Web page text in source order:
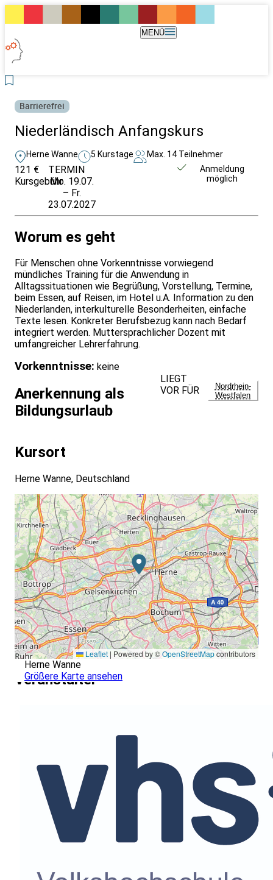
MENÜ
Barrierefrei
Niederländisch Anfangskurs
Herne Wanne 5 Kurstage Max. 14 Teilnehmer
121 €
Kursgebühr
TERMIN
Mo. 19.07.
– Fr.
23.07.2027
Anmeldung
möglich
Worum es geht
Für Menschen ohne Vorkenntnisse vorwiegend
mündliches Training für die Anwendung in
Alltagssituationen wie Begrüßung, Vorstellung, Termine,
beim Essen, auf Reisen, im Hotel u.A. Information zu den
Niederlanden, interkulturelle Besonderheiten, einfache
Texte lesen. Konkreter Berufsbezug kann nach Bedarf
integriert werden. Muttersprachlicher Dozent mit
umfangreicher Lehrerfahrung.
Vorkenntnisse: keine
Anerkennung als
Bildungsurlaub
LIEGT
VOR FÜR
Nordrhein-
Westfalen
Kursort
Herne Wanne, Deutschland
Leaflet | Powered by ©OpenStreetMapcontributors
Herne Wanne
Größere Karte ansehen
Veranstalter